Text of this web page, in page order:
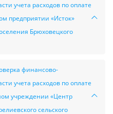
учета расходов по оплате
предприятии «Исток»
Брюховецкого
финансово-
учета расходов по оплате
учреждении «Центр
сельского